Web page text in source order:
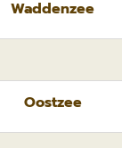
Waddenzee
Oostzee